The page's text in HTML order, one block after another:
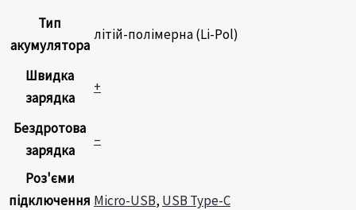
Тип
акумулятора
літій-полімерна (Li-Pol)
Швидка
зарядка
+
Бездротова
зарядка
–
Роз'єми
підключення Micro-USB, USB Type-C